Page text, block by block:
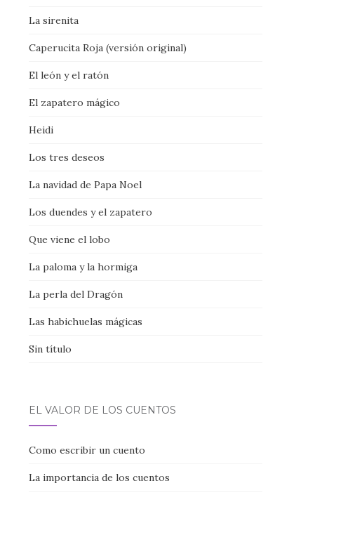
La sirenita
Caperucita Roja (versión original)
El león y el ratón
El zapatero mágico
Heidi
Los tres deseos
La navidad de Papa Noel
Los duendes y el zapatero
Que viene el lobo
La paloma y la hormiga
La perla del Dragón
Las habichuelas mágicas
Sin título
EL VALOR DE LOS CUENTOS
Como escribir un cuento
La importancia de los cuentos